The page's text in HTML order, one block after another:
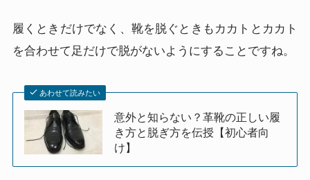
履くときだけでなく、靴を脱ぐときもカカトとカカト
を合わせて足だけで脱がないようにすることですね。
あわせて読みたい
意外と知らない？革靴の正しい履
き方と脱ぎ方を伝授【初心者向
け】